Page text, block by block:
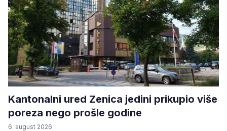
Kantonalni ured Zenica jedini prikupio više
poreza nego prošle godine
6. august 2026.